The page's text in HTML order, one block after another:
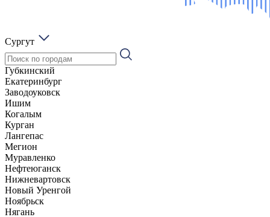
Сургут
Губкинский
Екатеринбург
Заводоуковск
Ишим
Когалым
Курган
Лангепас
Мегион
Муравленко
Нефтеюганск
Нижневартовск
Новый Уренгой
Ноябрьск
Нягань